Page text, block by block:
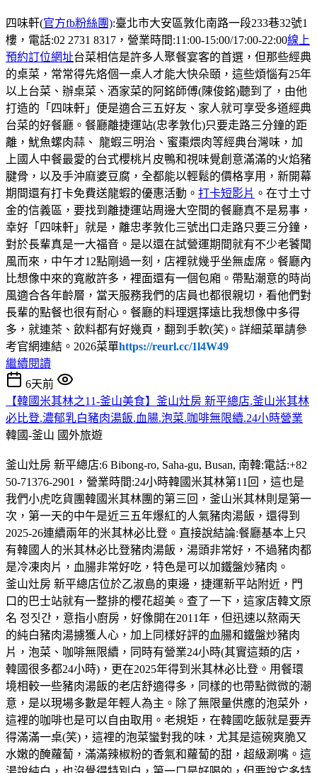
四味軒(官方fb粉絲團):臺北市大安區敦化南路一段233巷32號1
樓，電話:02 2731 8317，營業時間:11:00-15:00/17:00-22:00線上
預約訂位網址台菜相信是許多人聚餐宴客的首選，但那些經典
的桌菜，常常得先烙個一桌人才能大快朵頤，這些煩惱有25年
以上台菜、辦桌菜、酒家菜的阿銘師傅(陳俊銘)聽到了，由他
打造的「四味軒」便是適合三五好友、家人就可享受多道經典
台菜的好餐廳。餐廳離捷運站(忠孝敦化)只要走路三分鐘的距
離，魷魚螺肉蒜、 龍蝦三明治、蜜棗煨肉等經典台灣味，加
上國人中餐最愛的台式櫻桃片皮鴨和視味覺創意滿滿的火焰豬
腱骨，以及手沖麻婆豆腐，全都能以輕鬆的價格享用，新開幕
期間還有打卡免費送龍蝦的優惠活動。 打卡短影片 。在寸土寸
金的信義區，要找到離捷運站周邊大空間的餐廳真不是易事，
幸好「四味軒」就是，離忠孝敦化三號出口走路只要三分鐘，
對於長輩真是一大福音。是以還在試營運期間就有不少老饕聞
風而來，中午才12點剛過一刻，店裡就幾乎坐無虛席。餐廳內
比想像中來的寬敝許多，裡面還有一個包廂。帶點潮意的時尚
風適合各年齡層，當天服務我們的店員也都很親切，看他們對
長輩的點餐也很有耐心。餐廳的料理選擇遠比我想像中多得
多，就連茶、飲料都有好幾頁，翻到手軟(笑)。詳細菜單請參
考官網連結。2026菜單https://reurl.cc/1l4W49
繼續閱讀
6天前
【韓國米其林之11-釜山美食】釜山灶房 新平總店.釜山米其林
必比登.濃郁乳白豬肉湯飯.血腸.泡菜.咖啡無限續.24小時營業
韓國-釜山 國外旅遊
釜山灶房 新平總店:6 Bibong-ro, Saha-gu, Busan, 南韓:電話:+82
50-71376-2901，營業時間:24小時韓國米其林第11回，這也是
我們小虎吃貨團韓國米其林團的第三回，釜山米其林則是第一
次，第一天的中午是近三五年爆紅的人氣豬肉湯飯，還得到
2025-26連續兩年的米其林必比登。直接說結論:餐廳基本上只
有韓國人的米其林必比登豬肉湯飯，湯頭非常好，不過豬肉都
是冷凍肉片，血腸非常好吃，特色是可以加鐵盤炒豬肉。
釜山灶房 新平總店位於乙淑島的東邊，捷運新平站附近，門
口的巴士站就有一整排的櫻花超美。查了一下，這家店韓文原
名 정짓간，意指小廚房，好像開在2011年，但迅速以熬兩天
的純白豬肉湯擄獲人心，加上同樣好評的血腸和鐵盤炒豬肉
片，泡菜、咖啡無限續，同時有營業24小時(其實這類的店，
韓國很多都24小時)，更在2025年得到米其林必比登。用餐環
境相較一些豬肉湯飯的老店舒適得多，同樣的也帶點微微的潮
意，是以現場多數是年輕人為主。除了無限量供應的泡菜外，
這裡的咖啡也是可以自由取用。老規矩，在韓國吃飯就是要弄
得滿滿一桌(笑)，這裡的泡菜蠻對我的味，尤其是這碗爽脆又
水嫩的醃蘿蔔，滿滿辣椒粉的香氣和蘿蔔的甜，超級涮嘴。這